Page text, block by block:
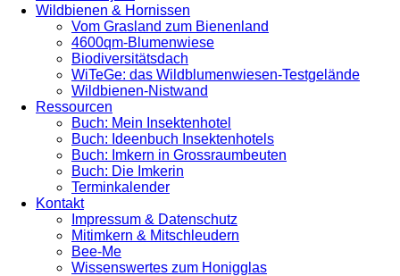
Wildbienen & Hornissen
Vom Grasland zum Bienenland
4600qm-Blumenwiese
Biodiversitätsdach
WiTeGe: das Wildblumenwiesen-Testgelände
Wildbienen-Nistwand
Ressourcen
Buch: Mein Insektenhotel
Buch: Ideenbuch Insektenhotels
Buch: Imkern in Grossraumbeuten
Buch: Die Imkerin
Terminkalender
Kontakt
Impressum & Datenschutz
Mitimkern & Mitschleudern
Bee-Me
Wissenswertes zum Honigglas